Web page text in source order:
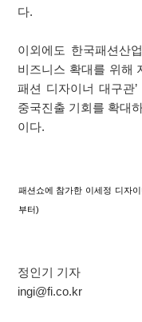
다.
이외에도 한국패션산
비즈니스 확대를 위해
패션 디자이너 대구관
중국진출 기회를 확대
이다.
패션쇼에 참가한 이세정 디자
부터)
정인기 기자
ingi@fi.co.kr